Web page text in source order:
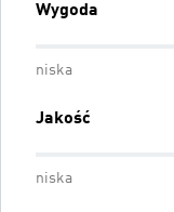
Wygoda
niska
Jakość
niska